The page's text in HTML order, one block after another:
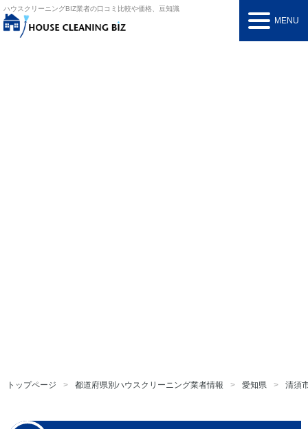
ハウスクリーニングBIZ業者の口コミ比較や価格、豆知識
MENU
トップページ 都道府県別ハウスクリーニング業者情報 愛知県 清須